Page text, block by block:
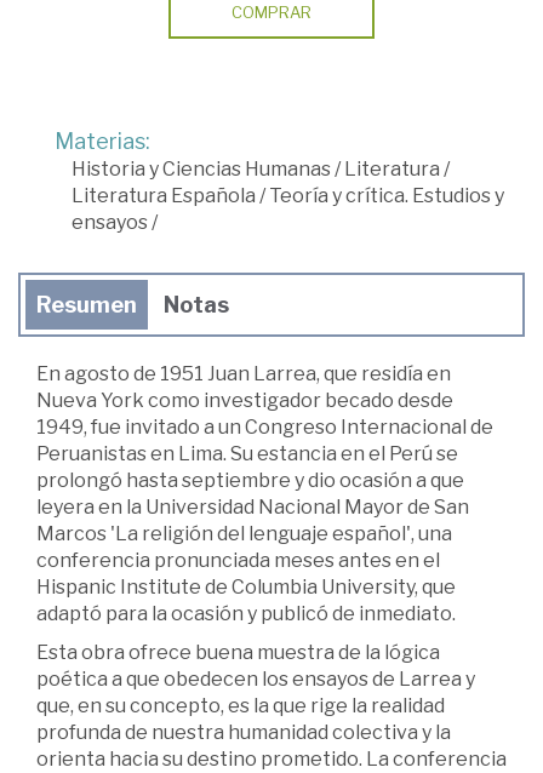
COMPRAR
Materias:
Historia y Ciencias Humanas/ Literatura /
Literatura Española /Teoría y crítica. Estudios y
ensayos/
Resumen Notas
En agosto de 1951 Juan Larrea, que residía en
Nueva York como investigador becado desde
1949, fue invitado a un Congreso Internacional de
Peruanistas en Lima. Su estancia en el Perú se
prolongó hasta septiembre y dio ocasión a que
leyera en la Universidad Nacional Mayor de San
Marcos 'La religión del lenguaje español', una
conferencia pronunciada meses antes en el
Hispanic Institute de Columbia University, que
adaptó para la ocasión y publicó de inmediato.
Esta obra ofrece buena muestra de la lógica
poética a que obedecen los ensayos de Larrea y
que, en su concepto, es la que rige la realidad
profunda de nuestra humanidad colectiva y la
orienta hacia su destino prometido. La conferencia